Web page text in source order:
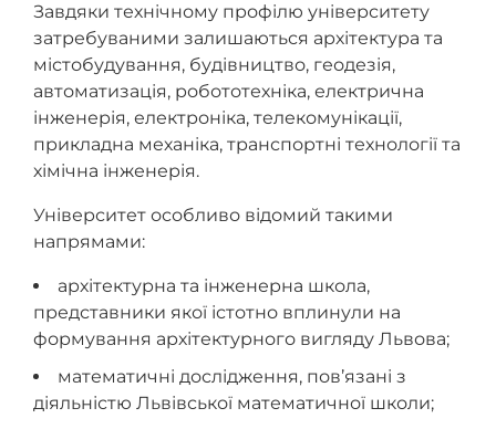
Завдяки технічному профілю університету
затребуваними залишаються архітектура та
містобудування, будівництво, геодезія,
автоматизація, робототехніка, електрична
інженерія, електроніка, телекомунікації,
прикладна механіка, транспортні технології та
хімічна інженерія.
Університет особливо відомий такими
напрямами:
архітектурна та інженерна школа,
представники якої істотно вплинули на
формування архітектурного вигляду Львова;
математичні дослідження, пов’язані з
діяльністю Львівської математичної школи;